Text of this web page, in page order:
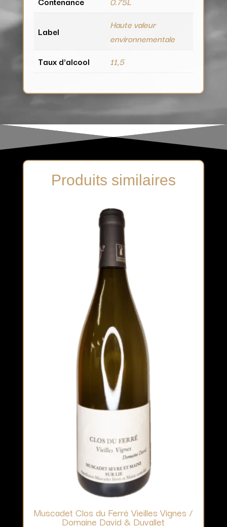
Label
Haute valeur
environnementale
Taux d'alcool
11,5
Produits similaires
Muscadet Clos du Ferré Vieilles Vignes /
Domaine David & Duvallet